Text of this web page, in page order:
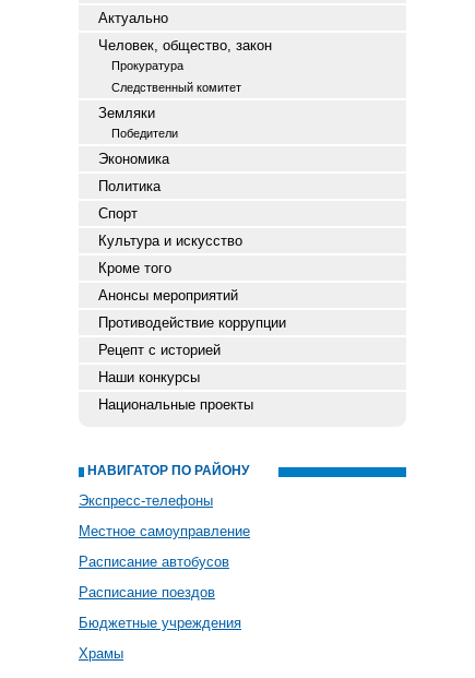
Актуально
Человек, общество, закон
Прокуратура
Следственный комитет
Земляки
Победители
Экономика
Политика
Спорт
Культура и искусство
Кроме того
Анонсы мероприятий
Противодействие коррупции
Рецепт с историей
Наши конкурсы
Национальные проекты
НАВИГАТОР ПО РАЙОНУ
Экспресс-телефоны
Местное самоуправление
Расписание автобусов
Расписание поездов
Бюджетные учреждения
Храмы